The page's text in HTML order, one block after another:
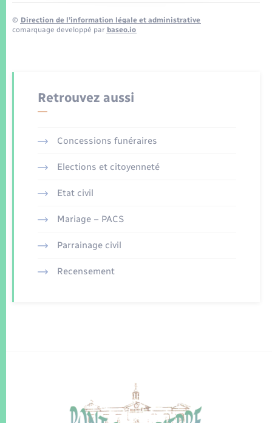
© Direction de l’information légale et administrative
comarquage developpé par baseo.io
Retrouvez aussi
Concessions funéraires
Elections et citoyenneté
Etat civil
Mariage – PACS
Parrainage civil
Recensement